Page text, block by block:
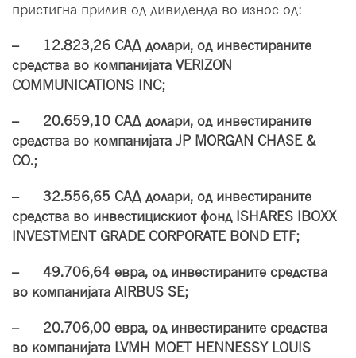
пристигна прилив од дивиденда во износ од:
– 12.823,26 САД долари, од инвестираните
средства во компанијата VERIZON
COMMUNICATIONS INC;
– 20.659,10 САД долари, од инвестираните
средства во компанијата JP MORGAN CHASE &
CO.;
– 32.556,65 САД долари, од инвестираните
средства во инвестицискиот фонд ISHARES IBOXX
INVESTMENT GRADE CORPORATE BOND ETF;
– 49.706,64 евра, од инвестираните средства
во компанијата AIRBUS SE;
– 20.706,00 евра, од инвестираните средства
во компанијата LVMH MOET HENNESSY LOUIS